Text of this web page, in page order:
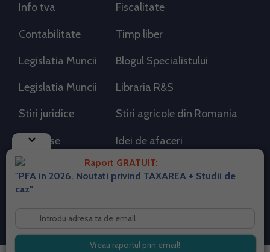
keyboard_arrow_down
Raport GRATUIT:
"PFA in 2026. Noutati privind TAXAREA + Studii de
caz"
Info tva Fiscalitate
Contabilitate Timp liber
Legislatia Muncii Blogul Specialistului
Legislatia Muncii Libraria R&S
Stiri juridice Stiri agricole din Romania
AdSense Idei de afaceri
RSS Flux RSS 2.0
Despre cookies
Termeni si conditii
Contact